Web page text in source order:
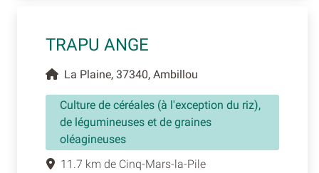
TRAPU ANGE
La Plaine, 37340, Ambillou
Culture de céréales (à l'exception du riz),
de légumineuses et de graines
oléagineuses
11.7 km de Cinq-Mars-la-Pile